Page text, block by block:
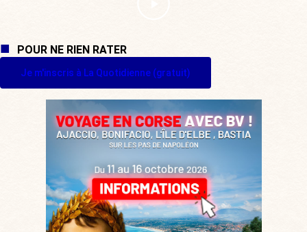
POUR NE RIEN RATER
Je m'inscris à La Quotidienne (gratuit)